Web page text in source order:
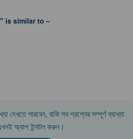
is similar to –
দেখতে পারবেন, বাকি সব প্রশ্নের সম্পূর্ণ ব্যাখ্যা
অ্যাপ ইন্সটল করুন।